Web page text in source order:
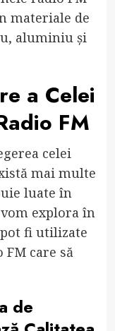
materiale de
aluminiu și
a Celei
FM
celei
mai multe
luate în
explora în
fi utilizate
care să
de